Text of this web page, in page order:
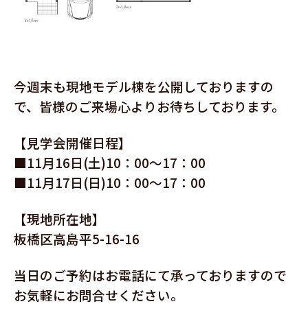
今週末も現地モデル棟を公開しておりますの
で、皆様のご来場心よりお待ちしております。
【見学会開催日程】
■11月16日(土)10：00～17：00
■11月17日(日)10：00～17：00
【現地所在地】
板橋区高島平5-16-16
当日のご予約はお電話にて承っておりますので
お気軽にお問合せください。